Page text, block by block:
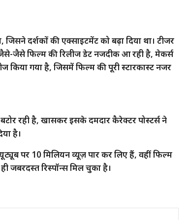
दर्शकों की एक्साइटमेंट को बढ़ा दिया था। टीजर
जैसे फिल्म की रिलीज डेट नजदीक आ रही है, मेकर्स
किया गया है, जिसमें फिल्म की पूरी स्टारकास्ट नजर
रही है, खासकर इसके दमदार कैरेक्टर पोस्टर्स ने
है।
पर 10 मिलियन व्यूज़ पार कर लिए हैं, वहीं फिल्म
जबरदस्त रिस्पॉन्स मिल चुका है।